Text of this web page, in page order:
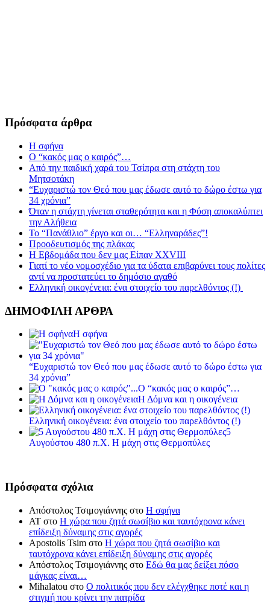
Πρόσφατα άρθρα
Η σφήνα
Ο “κακός μας ο καιρός”…
Από την παιδική χαρά του Τσίπρα στη στάχτη του
Μητσοτάκη
“Ευχαριστώ τον Θεό που μας έδωσε αυτό το δώρο έστω για
34 χρόνια”
Όταν η στάχτη γίνεται σταθερότητα και η Φύση αποκαλύπτει
την Αλήθεια
Το “Πανάθλιο” έργο και οι… “Ελληναράδες”!
Προοδευτισμός της πλάκας
Η Εβδομάδα που δεν μας Είπαν XXVIII
Γιατί το νέο νομοσχέδιο για τα ύδατα επιβαρύνει τους πολίτες
αντί να προστατεύει το δημόσιο αγαθό
Ελληνική οικογένεια: ένα στοιχείο του παρελθόντος (!)
ΔΗΜΟΦΙΛΗ ΑΡΘΡΑ
Η σφήνα
“Ευχαριστώ τον Θεό που μας έδωσε αυτό το δώρο έστω για
34 χρόνια”
Ο “κακός μας ο καιρός”…
Η Δόμνα και η οικογένεια
Ελληνική οικογένεια: ένα στοιχείο του παρελθόντος (!)
5
Αυγούστου 480 π.Χ. Η μάχη στις Θερμοπύλες
Πρόσφατα σχόλια
Απόστολος Τσιμογιάννης στο Η σφήνα
ΑΤ στο Η χώρα που ζητά σωσίβιο και ταυτόχρονα κάνει
επίδειξη δύναμης στις αγορές
Apostolis Tsim στο Η χώρα που ζητά σωσίβιο και
ταυτόχρονα κάνει επίδειξη δύναμης στις αγορές
Απόστολος Τσιμογιάννης στο Εδώ θα μας δείξει πόσο
μάγκας είναι…
Mihalatou στο Ο πολιτικός που δεν ελέγχθηκε ποτέ και η
στιγμή που κρίνει την πατρίδα